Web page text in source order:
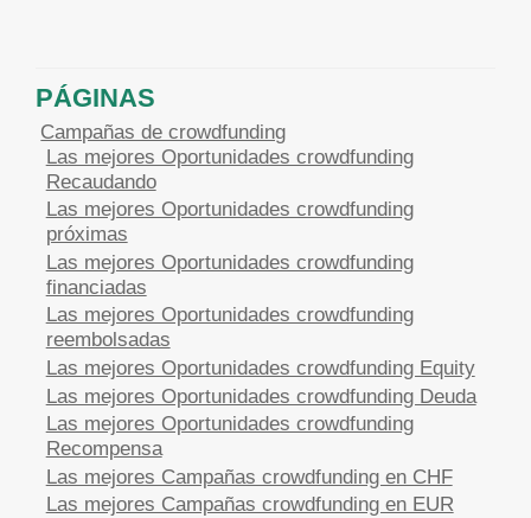
PÁGINAS
Campañas de crowdfunding
Las mejores Oportunidades crowdfunding
Recaudando
Las mejores Oportunidades crowdfunding
próximas
Las mejores Oportunidades crowdfunding
financiadas
Las mejores Oportunidades crowdfunding
reembolsadas
Las mejores Oportunidades crowdfunding Equity
Las mejores Oportunidades crowdfunding Deuda
Las mejores Oportunidades crowdfunding
Recompensa
Las mejores Campañas crowdfunding en CHF
Las mejores Campañas crowdfunding en EUR